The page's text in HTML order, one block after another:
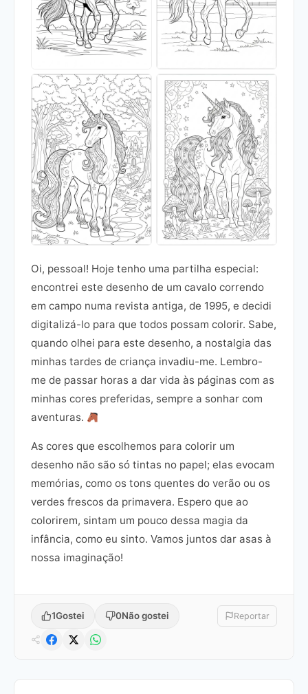
Oi, pessoal! Hoje tenho uma partilha especial:
encontrei este desenho de um cavalo correndo
em campo numa revista antiga, de 1995, e decidi
digitalizá-lo para que todos possam colorir. Sabe,
quando olhei para este desenho, a nostalgia das
minhas tardes de criança invadiu-me. Lembro-
me de passar horas a dar vida às páginas com as
minhas cores preferidas, sempre a sonhar com
aventuras.
As cores que escolhemos para colorir um
desenho não são só tintas no papel; elas evocam
memórias, como os tons quentes do verão ou os
verdes frescos da primavera. Espero que ao
colorirem, sintam um pouco dessa magia da
infância, como eu sinto. Vamos juntos dar asas à
nossa imaginação!
1Gostei 0Não gostei Reportar